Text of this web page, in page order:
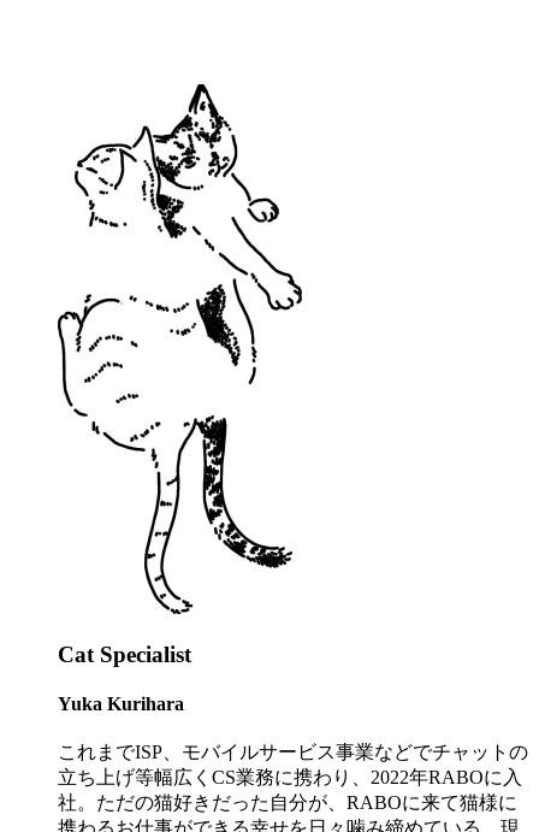
Cat Specialist
Yuka Kurihara
これまでISP、モバイルサービス事業などでチャットの
立ち上げ等幅広くCS業務に携わり、2022年RABOに入
社。ただの猫好きだった自分が、RABOに来て猫様に